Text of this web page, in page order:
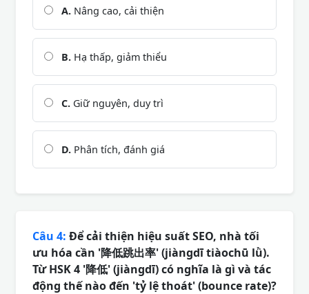
A. Nâng cao, cải thiện
B. Hạ thấp, giảm thiểu
C. Giữ nguyên, duy trì
D. Phân tích, đánh giá
Câu 4: Để cải thiện hiệu suất SEO, nhà tối
ưu hóa cần '降低跳出率' (jiàngdī tiàochū lǜ).
Từ HSK 4 '降低' (jiàngdī) có nghĩa là gì và tác
động thế nào đến 'tỷ lệ thoát' (bounce rate)?